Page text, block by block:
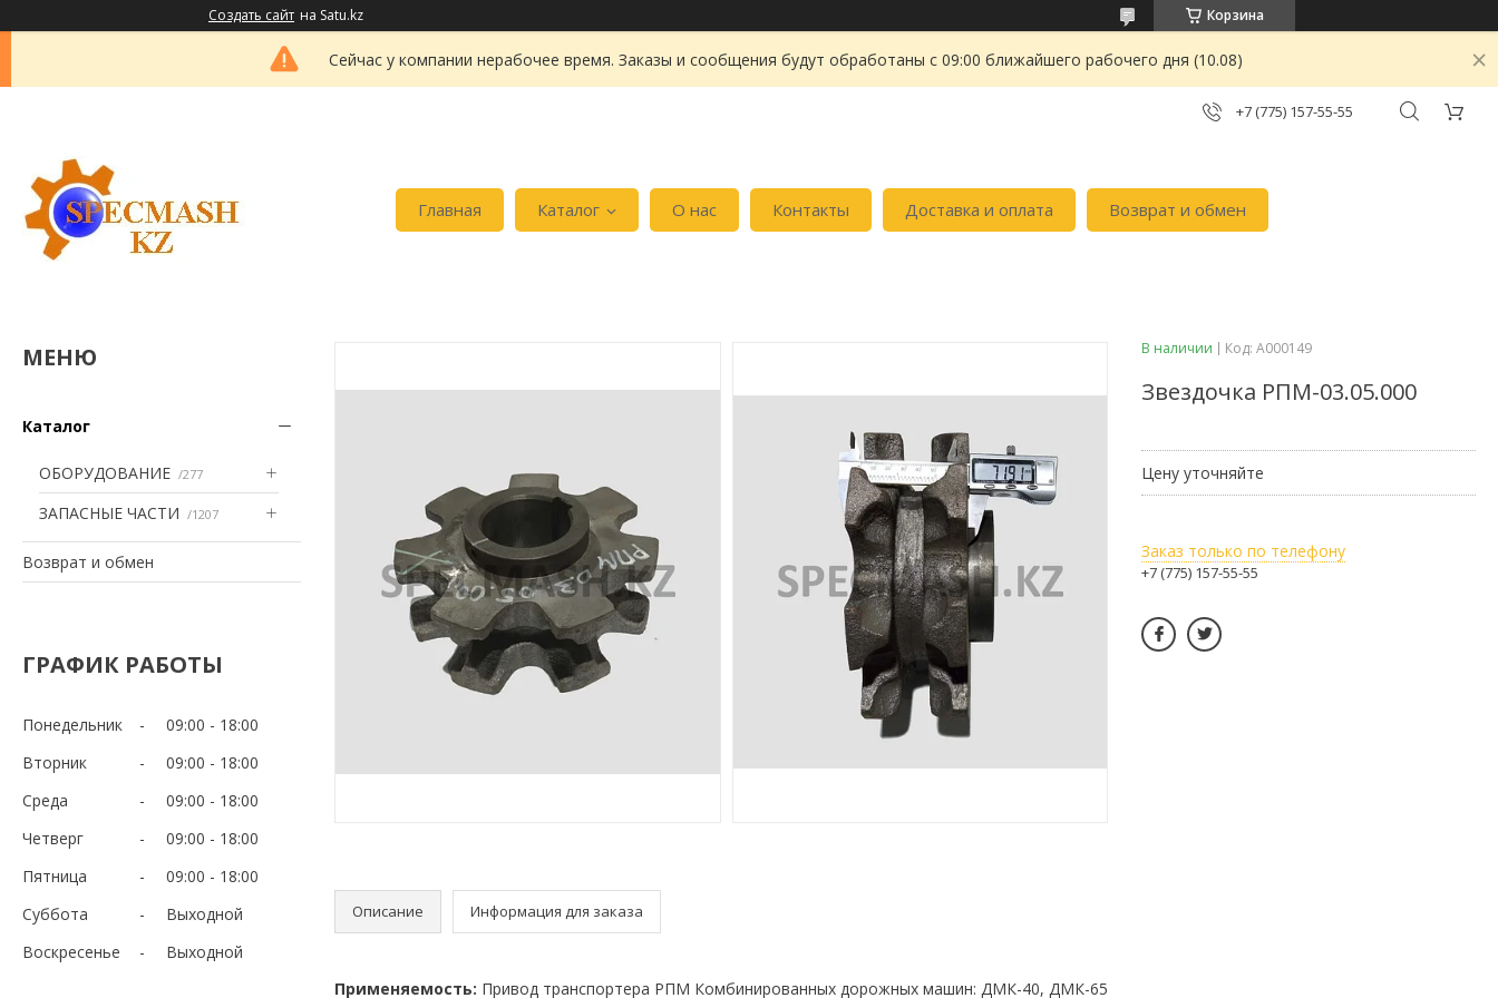
Создать сайт на Satu.kz Корзина
Сейчас у компании нерабочее время. Заказы и сообщения будут обработаны с 09:00 ближайшего рабочего дня (10.08)
+7 (775) 157-55-55
Главная Каталог О нас Контакты Доставка и оплата Возврат и обмен
Каталог
ОБОРУДОВАНИЕ 277
ЗАПАСНЫЕ ЧАСТИ 1207
Возврат и обмен
ГРАФИК РАБОТЫ
Понедельник 09:00
18:00
Вторник
09:00
18:00
Среда
09:00
18:00
Четверг
09:00
18:00
Пятница
09:00
18:00
Суббота
Выходной
Воскресенье
Выходной
Описание Информация для заказа
Применяемость: Привод транспортера РПМ Комбинированных дорожных машин: ДМК-40, ДМК-65
В наличии Код: А000149
Звездочка РПМ-03.05.000
Цену уточняйте
Заказ только по телефону
+7 (775) 157-55-55